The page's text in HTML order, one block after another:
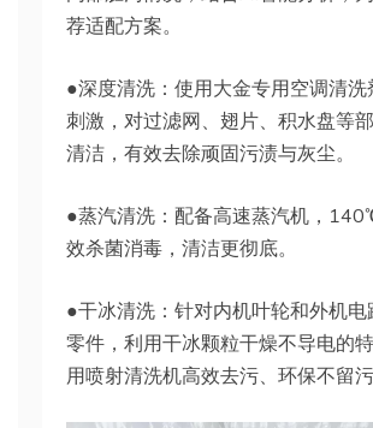
荐适配方案。
●深度清洗：使用大金专用空调清洗
刺激，对过滤网、翅片、积水盘等
清洁，有效去除顽固污渍与灰尘。
●蒸汽清洗：配备高速蒸汽机，
效杀菌消毒，清洁更彻底。
●干冰清洗：针对内机叶轮和外机电
零件，利用干冰颗粒干燥不导电的
用喷射清洗机高效去污、环保不留污